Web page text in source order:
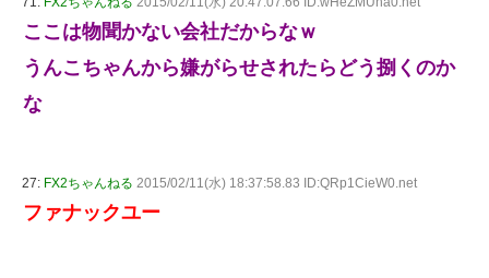
ここは物聞かない会社だからなｗ
うんこちゃんから嫌がらせされたらどう捌くのか
な
27: FX2ちゃんねる 2015/02/11(水) 18:37:58.83 ID:QRp1CieW0.net
ファナックユー